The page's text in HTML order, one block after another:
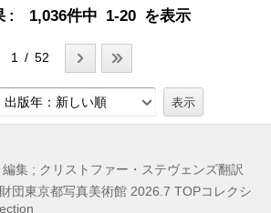
1,036件中 1-20 を表示
1 / 52
出版年：新しい順
集 ; クリストファー・ステヴェンズ翻訳
団東京都写真美術館 2026.7 TOPコレクシ